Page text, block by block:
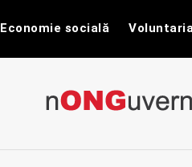
Economie socială